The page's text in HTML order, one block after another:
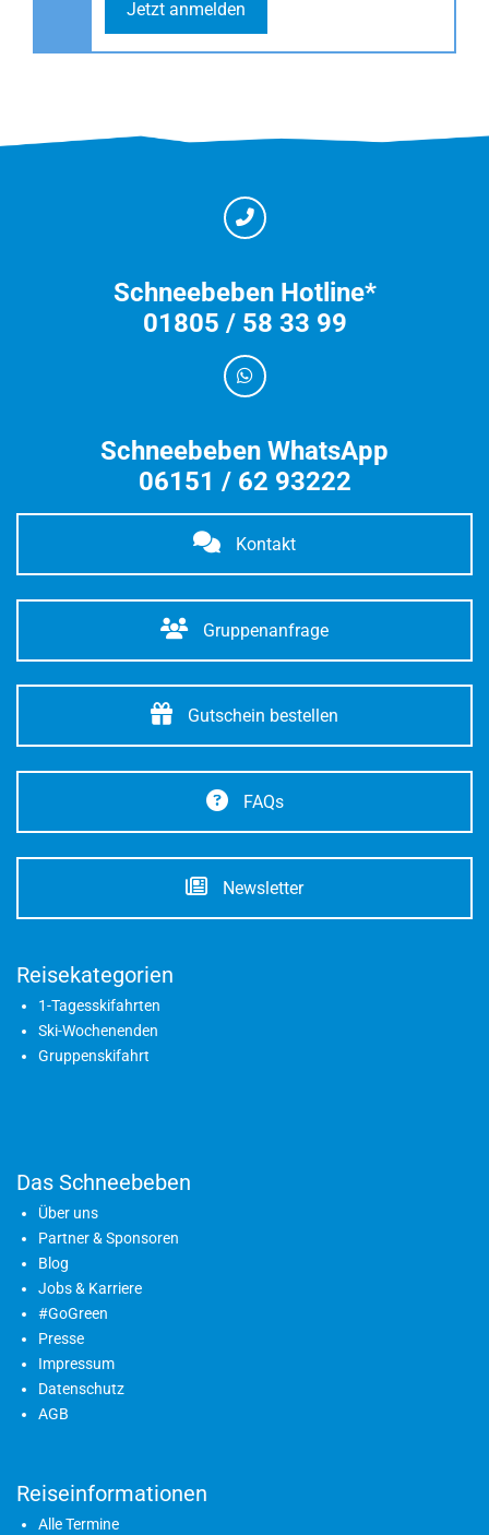
Jetzt anmelden
Schneebeben Hotline*
01805 / 58 33 99
Schneebeben WhatsApp
06151 / 62 93222
Kontakt
Gruppenanfrage
Gutschein bestellen
FAQs
Newsletter
Reisekategorien
1-Tagesskifahrten
Ski-Wochenenden
Gruppenskifahrt
Das Schneebeben
Über uns
Partner & Sponsoren
Blog
Jobs & Karriere
#GoGreen
Presse
Impressum
Datenschutz
AGB
Reiseinformationen
Alle Termine